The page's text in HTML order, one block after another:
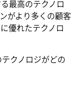
最高のテクノロ
がより多くの顧客
優れたテクノロ
クノロジがどの